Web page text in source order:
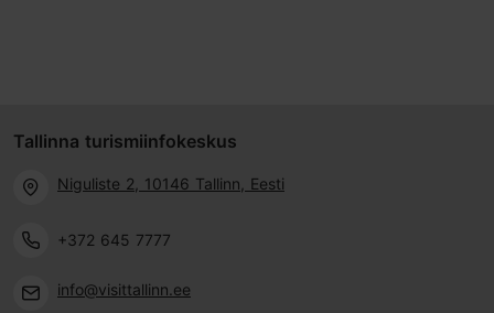
Tallinna turismiinfokeskus
Niguliste 2, 10146 Tallinn, Eesti
+372 645 7777
info@visittallinn.ee